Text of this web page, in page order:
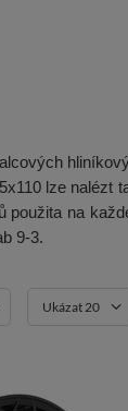
lze
na
9-3.
Ukázat 20